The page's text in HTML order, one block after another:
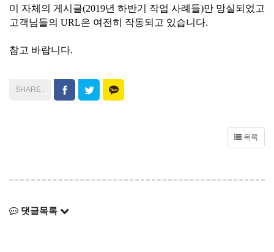
미 자체의 게시글(2019년 하반기 작업 사례들)만 망실되었고
고객님들의 URL은 여전히 작동되고 있습니다.
참고 바랍니다.
목록
댓글목록